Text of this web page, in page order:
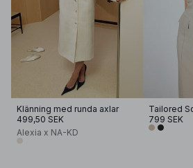
Klänning med runda axlar
499,50 SEK
Alexia x NA-KD
799 SEK